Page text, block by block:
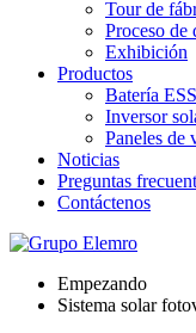
Tour de
Proceso de
Exhibición
Productos
Batería ESS
Inversor
Paneles
Noticias
Preguntas
Contáctenos
Empezando
Sistema solar